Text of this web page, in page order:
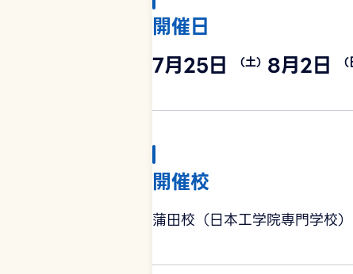
開催日
7月25日
（土） 8月2日
開催校
蒲田校（日本工学院専門学校）